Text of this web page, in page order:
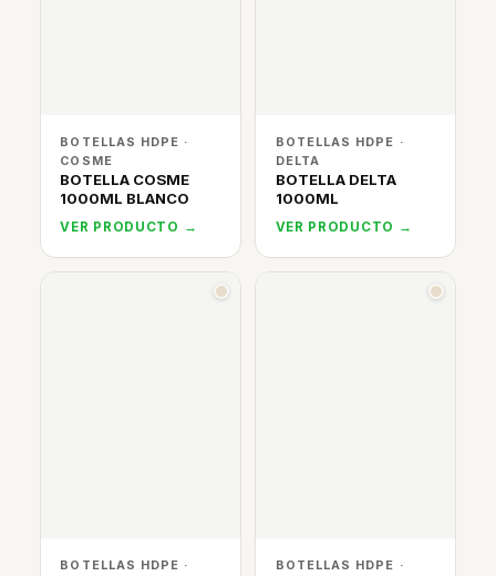
BOTELLAS HDPE ·
COSME
BOTELLA COSME
1000ML BLANCO
VER PRODUCTO →
BOTELLAS HDPE ·
DELTA
BOTELLA DELTA
1000ML
VER PRODUCTO →
BOTELLAS HDPE ·
BOTELLAS HDPE ·